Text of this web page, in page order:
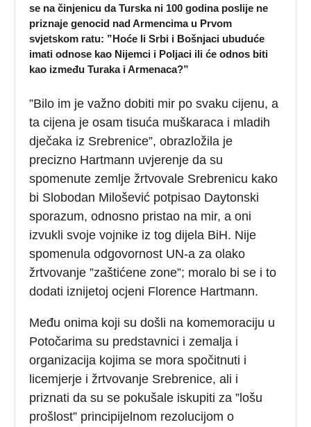
se na činjenicu da Turska ni 100 godina poslije ne
priznaje genocid nad Armencima u Prvom
svjetskom ratu: ”Hoće li Srbi i Bošnjaci ubuduće
imati odnose kao Nijemci i Poljaci ili će odnos biti
kao između Turaka i Armenaca?”
”Bilo im je važno dobiti mir po svaku cijenu, a
ta cijena je osam tisuća muškaraca i mladih
dječaka iz Srebrenice”, obrazložila je
precizno Hartmann uvjerenje da su
spomenute zemlje žrtvovale Srebrenicu kako
bi Slobodan Milošević potpisao Daytonski
sporazum, odnosno pristao na mir, a oni
izvukli svoje vojnike iz tog dijela BiH. Nije
spomenula odgovornost UN-a za olako
žrtvovanje ”zaštićene zone”; moralo bi se i to
dodati iznijetoj ocjeni Florence Hartmann.
Među onima koji su došli na komemoraciju u
Potočarima su predstavnici i zemalja i
organizacija kojima se mora spočitnuti i
licemjerje i žrtvovanje Srebrenice, ali i
priznati da su se pokušale iskupiti za ”lošu
prošlost” principijelnom rezolucijom o